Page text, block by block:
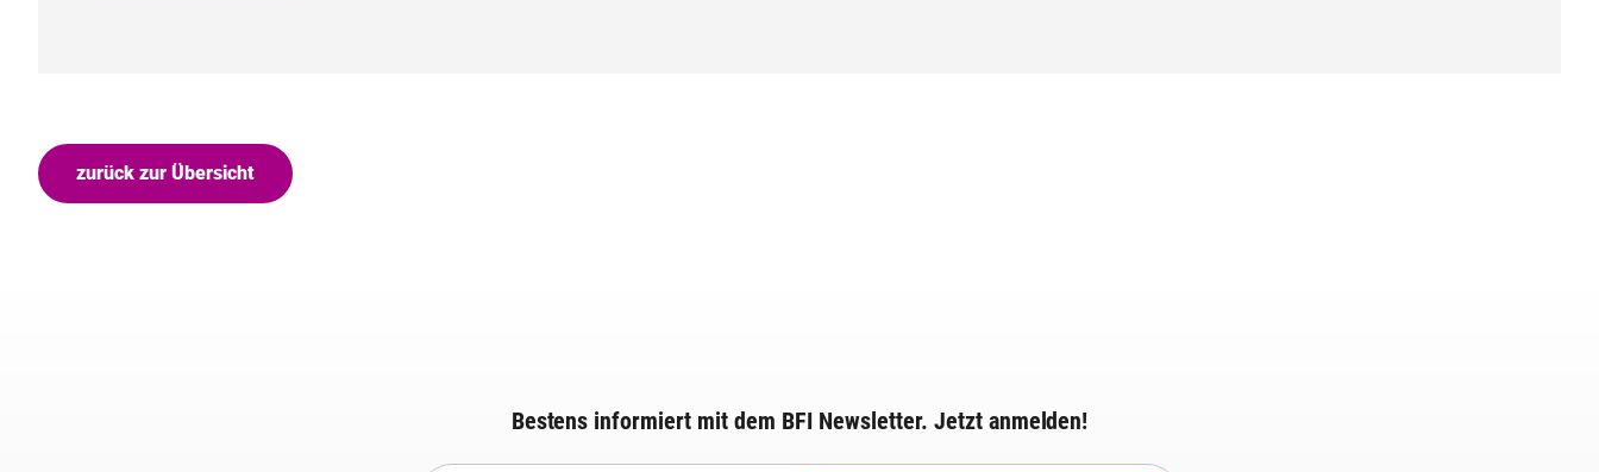
zurück zur Übersicht
Bestens informiert mit dem BFI Newsletter. Jetzt anmelden!